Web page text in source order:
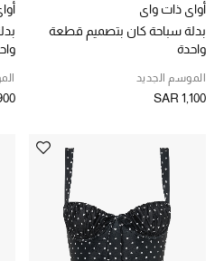
الحب للمحلي
الملابس الرياضية النسائية
حقائب وأحذية متطابقة
هدايا للنساء
ركن الفخامة
أواي ذات واي
بدلة سباحة كان بتصميم قطعة
واحدة
الموسم الجديد
SAR 1,100